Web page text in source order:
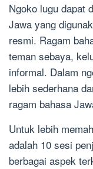
Ngoko lugu dapat
Jawa yang
resmi. Ragam
teman sebaya,
informal. Dalam
lebih sederhana
ragam bahasa
Untuk lebih
adalah 10 sesi
berbagai aspek